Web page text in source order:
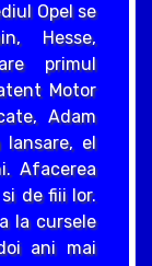
Opel se
Hesse,
primul
Motor
Adam
el
Afacerea
de fiii lor.
la cursele
ani mai